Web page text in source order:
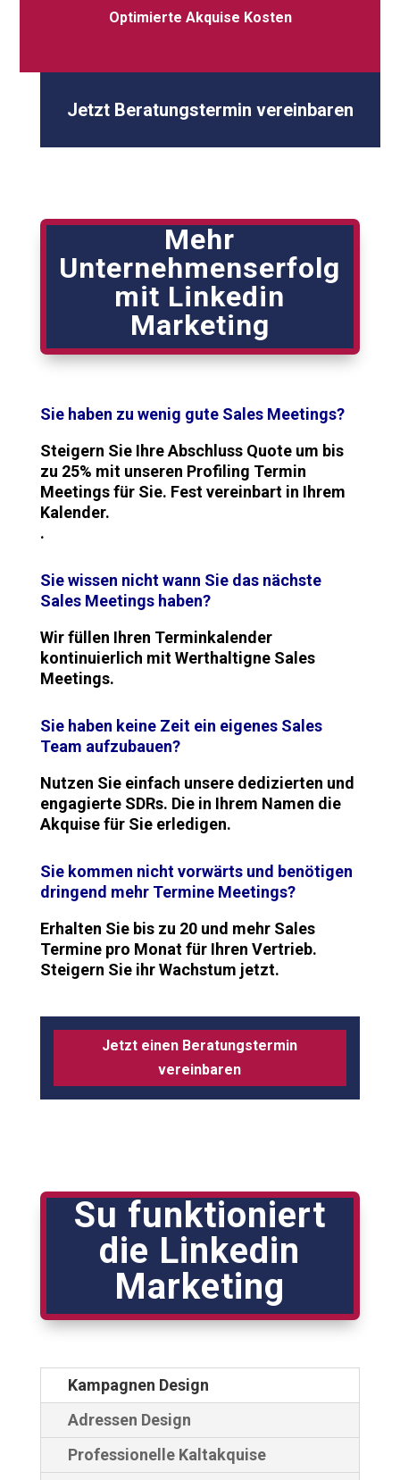
Optimierte Akquise Kosten
Jetzt Beratungstermin vereinbaren
Mehr
Unternehmenserfolg
mit Linkedin
Marketing
Sie haben zu wenig gute Sales Meetings?
Steigern Sie Ihre Abschluss Quote um bis
zu 25% mit unseren Profiling Termin
Meetings für Sie. Fest vereinbart in Ihrem
Kalender.
.
Sie wissen nicht wann Sie das nächste
Sales Meetings haben?
Wir füllen Ihren Terminkalender
kontinuierlich mit Werthaltigne Sales
Meetings.
Sie haben keine Zeit ein eigenes Sales
Team aufzubauen?
Nutzen Sie einfach unsere dedizierten und
engagierte SDRs. Die in Ihrem Namen die
Akquise für Sie erledigen.
Sie kommen nicht vorwärts und benötigen
dringend mehr Termine Meetings?
Erhalten Sie bis zu 20 und mehr Sales
Termine pro Monat für Ihren Vertrieb.
Steigern Sie ihr Wachstum jetzt.
Jetzt einen Beratungstermin
vereinbaren
Su funktioniert
die Linkedin
Marketing
Kampagnen Design
Adressen Design
Professionelle Kaltakquise